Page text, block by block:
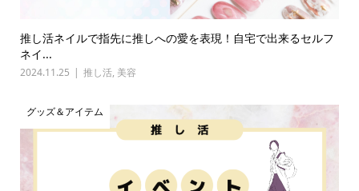
推し活ネイルで指先に推しへの愛を表現！自宅で出来るセルフ
ネイ...
2024.11.25 推し活, 美容
グッズ＆アイテム